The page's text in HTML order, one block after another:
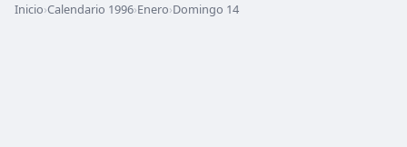
Inicio›Calendario 1996›Enero›Domingo 14